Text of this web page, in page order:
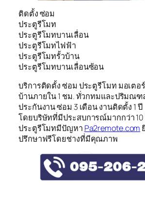
ติดตั้ง ซ่อม
ประตูรีโมท
ประตูรีโมทบานเลื่อน
ประตูรีโมทไฟฟ้า
ประตูรีโมทรั้วบ้าน
ประตูรีโมทบานเลื่อนซ้อน
บริการติดตั้ง ซ่อม ประตูรีโมท มอเตอ
บ้านภายใน 1 ชม. ทั่วกทมและปริมณฑ
ประกันงาน ซ่อม 3 เดือน งานติดตั้ง 1 ปี
โดยบริษัทที่มีประสบการณ์มากกว่า 10
ประตูรีโมทมีปัญหา Pa2remote.com
ปรึกษาฟรีโดยช่างที่มีคุณภาพ